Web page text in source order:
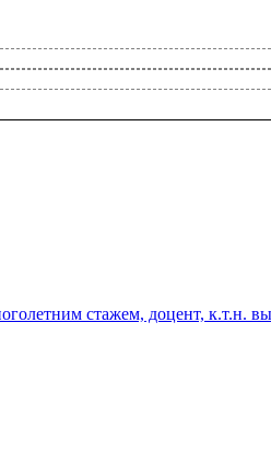
стажем, доцент, к.т.н.